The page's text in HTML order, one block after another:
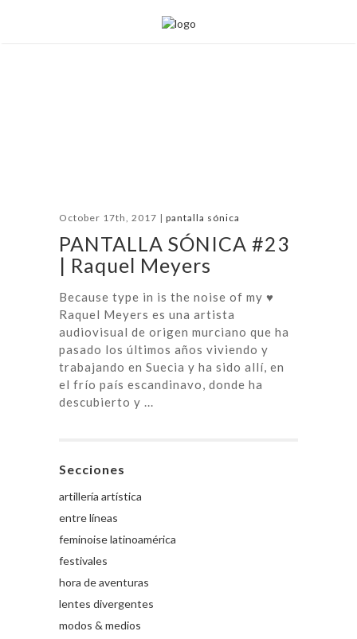
October 17th, 2017 | pantalla sónica
PANTALLA SÓNICA #23
| Raquel Meyers
Because type in is the noise of my ♥
Raquel Meyers es una artista
audiovisual de origen murciano que ha
pasado los últimos años viviendo y
trabajando en Suecia y ha sido allí, en
el frío país escandinavo, donde ha
descubierto y ...
Secciones
artillería artística
entre líneas
feminoise latinoamérica
festivales
hora de aventuras
lentes divergentes
modos & medios